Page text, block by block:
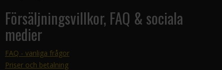
Försäljningsvillkor, FAQ & sociala
medier
FAQ - vanliga frågor
Priser och betalning